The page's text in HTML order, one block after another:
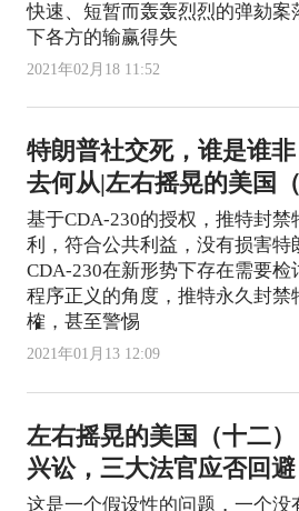
快速、短暂而轰轰烈烈的弹劾案
下各方的输赢得失
2021年02月18 11:52
特朗普社交死，谁是谁
去何从|左右摇晃的美国（
基于CDA-230的授权，推特封禁
利，符合公共利益，没有损害特
CDA-230在新形势下存在需要检
程序正义的角度，推特永久封禁
榷，甚至警惕
2021年01月13 12:09
左右摇晃的美国（十二
兴讼，三大法官应否回避
这是一个假设性的问题，一个没